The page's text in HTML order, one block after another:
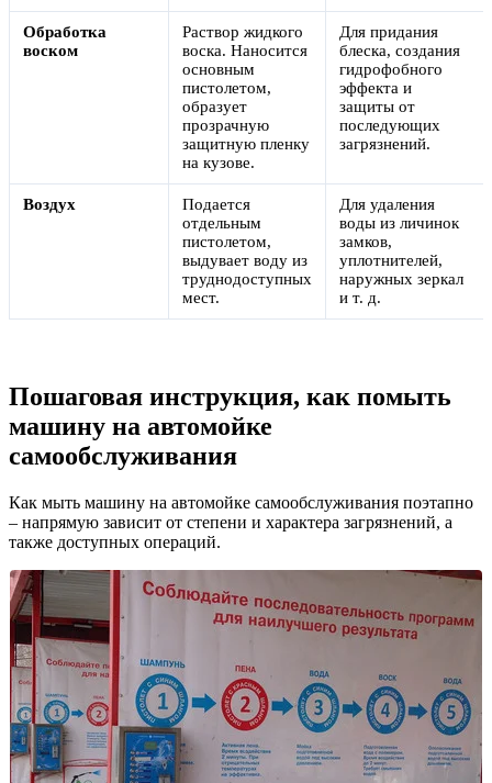
Обработка
воском
Раствор жидкого
воска. Наносится
основным
пистолетом,
образует
прозрачную
защитную пленку
на кузове.
Для придания
блеска, создания
гидрофобного
эффекта и
защиты от
последующих
загрязнений.
Воздух
Подается
отдельным
пистолетом,
выдувает воду из
труднодоступных
мест.
Для удаления
воды из личинок
замков,
уплотнителей,
наружных зеркал
и т. д.
Пошаговая инструкция, как помыть
машину на автомойке
самообслуживания
Как мыть машину на автомойке самообслуживания поэтапно
– напрямую зависит от степени и характера загрязнений, а
также доступных операций.